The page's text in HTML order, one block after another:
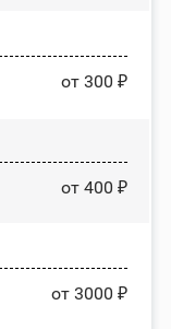
от 300 ₽
от 400 ₽
от 3000 ₽